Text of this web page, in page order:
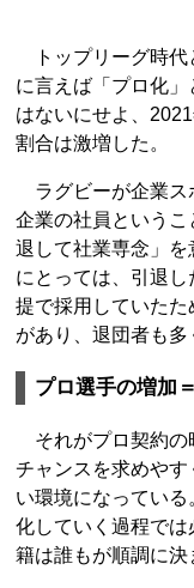
トップリーグ時代
に言えば「プロ化
はないにせよ、
割合は激増した。
ラグビーが企業ス
企業の社員というこ
退して社業専念」
にとっては、引退
提で採用していた
があり、退団者も多
プロ選手の増加
それがプロ契約の
チャンスを求めや
い環境になってい
化していく過程で
籍は誰もが順調に決